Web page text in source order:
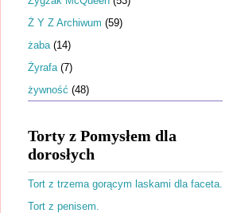
Ż Y Z Archiwum (59)
żaba (14)
Żyrafa (7)
żywność (48)
Torty z Pomysłem dla
dorosłych
Tort z trzema gorącym laskami dla faceta.
Tort z penisem.